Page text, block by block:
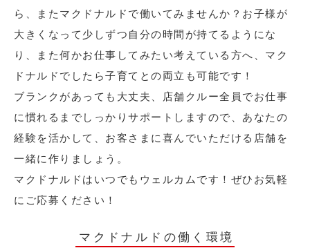
ら、またマクドナルドで働いてみませんか？お子様が
大きくなって少しずつ自分の時間が持てるようにな
り、また何かお仕事してみたい考えている方へ、マク
ドナルドでしたら子育てとの両立も可能です！
ブランクがあっても大丈夫、店舗クルー全員でお仕事
に慣れるまでしっかりサポートしますので、あなたの
経験を活かして、お客さまに喜んでいただける店舗を
一緒に作りましょう。
マクドナルドはいつでもウェルカムです！ぜひお気軽
にご応募ください！
マクドナルドの働く環境